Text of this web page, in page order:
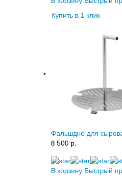
Купить в 1 клик
Фальшдно для
8 500 p.
В корзину Быстрый